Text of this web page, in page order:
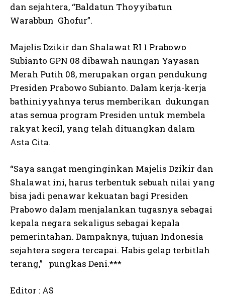
dan sejahtera, “Baldatun Thoyyibatun
Warabbun Ghofur”.
Majelis Dzikir dan Shalawat RI 1 Prabowo
Subianto GPN 08 dibawah naungan Yayasan
Merah Putih 08, merupakan organ pendukung
Presiden Prabowo Subianto. Dalam kerja-kerja
bathiniyyahnya terus memberikan dukungan
atas semua program Presiden untuk membela
rakyat kecil, yang telah dituangkan dalam
Asta Cita.
“Saya sangat menginginkan Majelis Dzikir dan
Shalawat ini, harus terbentuk sebuah nilai yang
bisa jadi penawar kekuatan bagi Presiden
Prabowo dalam menjalankan tugasnya sebagai
kepala negara sekaligus sebagai kepala
pemerintahan. Dampaknya, tujuan Indonesia
sejahtera segera tercapai. Habis gelap terbitlah
terang,” pungkas Deni.***
Editor : AS